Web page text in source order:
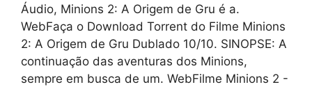
Áudio, Minions 2: A Origem de Gru é a.
WebFaça o Download Torrent do Filme Minions
2: A Origem de Gru Dublado 10/10. SINOPSE: A
continuação das aventuras dos Minions,
sempre em busca de um. WebFilme Minions 2 -